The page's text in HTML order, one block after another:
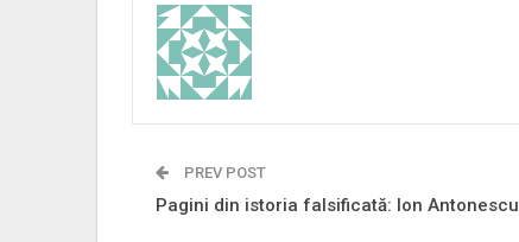
PREV POST
Pagini din istoria falsificată: Ion Antonescu